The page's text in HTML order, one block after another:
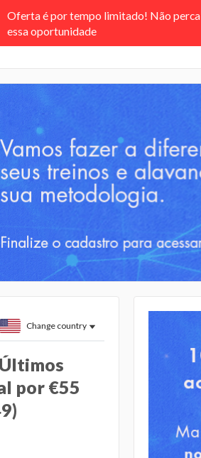
Oferta é por tempo limitado! Não perca
essa oportunidade
Change country
por €55